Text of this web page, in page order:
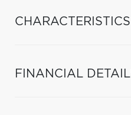
CHARACTERISTICS
FINANCIAL